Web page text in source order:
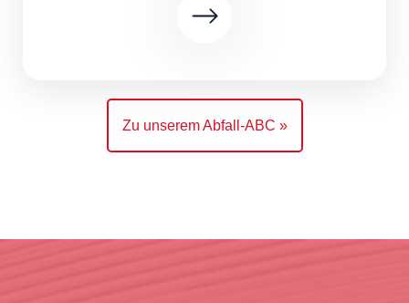
Zu unserem Abfall-ABC »